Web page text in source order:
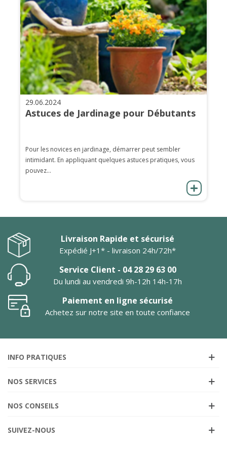
29.06.2024
Astuces de Jardinage pour Débutants
Pour les novices en jardinage, démarrer peut sembler
intimidant. En appliquant quelques astuces pratiques, vous
pouvez...
Livraison Rapide et sécurisé
Expédié J+1* - livraison 24h/72h*
Service Client - 04 28 29 63 00
Du lundi au vendredi 9h-12h 14h-17h
Paiement en ligne sécurisé
Achetez sur notre site en toute confiance
INFO PRATIQUES
NOS SERVICES
NOS CONSEILS
SUIVEZ-NOUS